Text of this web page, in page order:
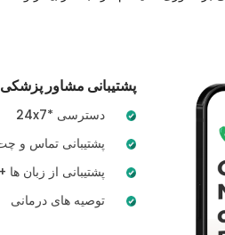
پشتیبانی مشاور پزشکی